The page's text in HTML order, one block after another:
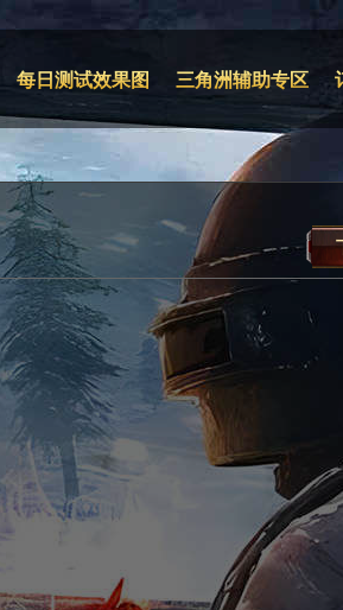
每日测试效果图 三角洲辅助专区